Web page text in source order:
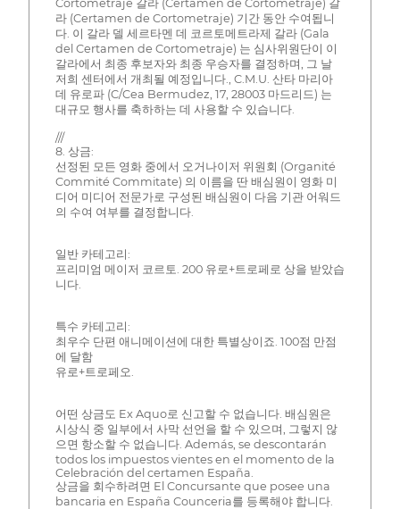
Cortometraje 갈라 (Certamen de Cortometraje) 갈
라 (Certamen de Cortometraje) 기간 동안 수여됩니
다. 이 갈라 델 세르타멘 데 코르토메트라제 갈라 (Gala
del Certamen de Cortometraje) 는 심사위원단이 이
갈라에서 최종 후보자와 최종 우승자를 결정하며, 그 날
저희 센터에서 개최될 예정입니다., C.M.U. 산타 마리아
데 유로파 (C/Cea Bermudez, 17, 28003 마드리드) 는
대규모 행사를 축하하는 데 사용할 수 있습니다.
///
8. 상금:
선정된 모든 영화 중에서 오거나이저 위원회 (Organité
Commité Commitate) 의 이름을 딴 배심원이 영화 미
디어 미디어 전문가로 구성된 배심원이 다음 기관 어워드
의 수여 여부를 결정합니다.
일반 카테고리:
프리미엄 메이저 코르토. 200 유로+트로페로 상을 받았습
니다.
특수 카테고리:
최우수 단편 애니메이션에 대한 특별상이죠. 100점 만점
에 달함
유로+트로페오.
어떤 상금도 Ex Aquo로 신고할 수 없습니다. 배심원은
시상식 중 일부에서 사막 선언을 할 수 있으며, 그렇지 않
으면 항소할 수 없습니다. Además, se descontarán
todos los impuestos vientes en el momento de la
Celebración del certamen España.
상금을 회수하려면 El Concursante que posee una
bancaria en España Counceria를 등록해야 합니다.